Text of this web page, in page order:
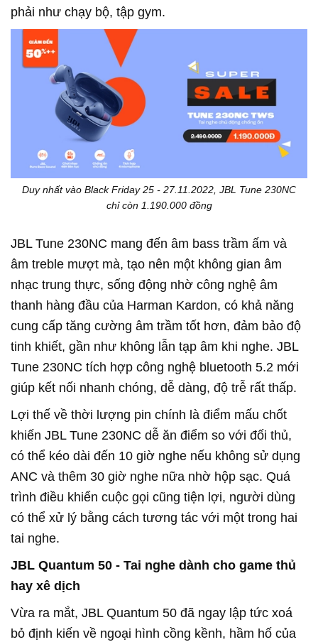
phải như chạy bộ, tập gym.
Duy nhất vào Black Friday 25 - 27.11.2022, JBL Tune 230NC
chỉ còn 1.190.000 đồng
JBL Tune 230NC mang đến âm bass trầm ấm và
âm treble mượt mà, tạo nên một không gian âm
nhạc trung thực, sống động nhờ công nghệ âm
thanh hàng đầu của Harman Kardon, có khả năng
cung cấp tăng cường âm trầm tốt hơn, đảm bảo độ
tinh khiết, gần như không lẫn tạp âm khi nghe. JBL
Tune 230NC tích hợp công nghệ bluetooth 5.2 mới
giúp kết nối nhanh chóng, dễ dàng, độ trễ rất thấp.
Lợi thế về thời lượng pin chính là điểm mấu chốt
khiến JBL Tune 230NC dễ ăn điểm so với đối thủ,
có thể kéo dài đến 10 giờ nghe nếu không sử dụng
ANC và thêm 30 giờ nghe nữa nhờ hộp sạc. Quá
trình điều khiển cuộc gọi cũng tiện lợi, người dùng
có thể xử lý bằng cách tương tác với một trong hai
tai nghe.
JBL Quantum 50 - Tai nghe dành cho game thủ
hay xê dịch
Vừa ra mắt, JBL Quantum 50 đã ngay lập tức xoá
bỏ định kiến về ngoại hình cồng kềnh, hầm hố của